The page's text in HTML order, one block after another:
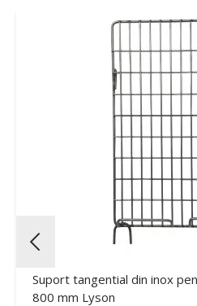
Suport tangential din inox
800 mm Lyson